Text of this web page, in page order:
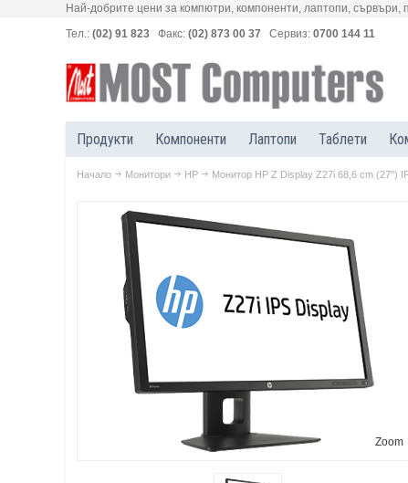
Най-добрите цени за компютри, компоненти, лаптопи, сървъри,
Тел.: (02) 91 823 Факс: (02) 873 00 37 Сервиз: 0700 144 11
Продукти Компоненти Лаптопи Таблети
Начало Монитори HP Монитор HP Z Display Z27i 68,6 cm (27'')
Zoom